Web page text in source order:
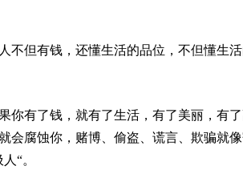
不但有钱，还懂生活的品位，不但懂生
有了钱，就有了生活，有了美丽，有了
会腐蚀你，赌博、偷盗、谎言、欺骗就
“。